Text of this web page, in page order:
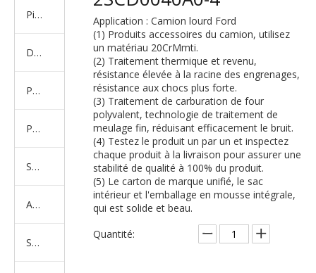
Pièces de rechange de machines d'ingénierie de camion minier
D'autres séries de camions
Produits d'essieux
Produits de support de châssis
Série de suspension équilibrée
Amortisseur Série
Système de direction
Application : Camion lourd Ford
(1) Produits accessoires du camion, utilisez
un matériau 20CrMmti.
(2) Traitement thermique et revenu,
résistance élevée à la racine des engrenages,
résistance aux chocs plus forte.
(3) Traitement de carburation de four
polyvalent, technologie de traitement de
meulage fin, réduisant efficacement le bruit.
(4) Testez le produit un par un et inspectez
chaque produit à la livraison pour assurer une
stabilité de qualité à 100% du produit.
(5) Le carton de marque unifié, le sac
intérieur et l'emballage en mousse intégrale,
qui est solide et beau.
Quantité: